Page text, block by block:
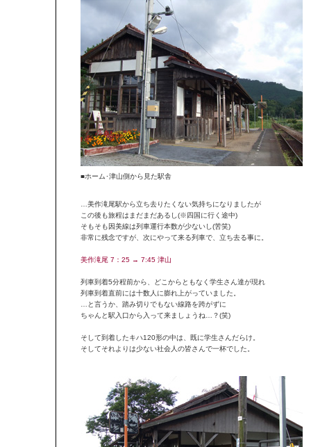
■ホーム･津山側から見た駅舎
…美作滝尾駅から立ち去りたくない気持ちになりましたが
この後も旅程はまだまだあるし(※四国に行く途中)
そもそも因美線は列車運行本数が少ないし(苦笑)
非常に残念ですが、次にやって来る列車で、立ち去る事に。
美作滝尾 7：25 → 7:45 津山
列車到着5分程前から、どこからともなく学生さん達が現れ
列車到着直前には十数人に膨れ上がっていました。
…と言うか、踏み切りでもない線路を跨がずに
ちゃんと駅入口から入って来ましょうね…？(笑)
そして到着したキハ120形の中は、既に学生さんだらけ。
そしてそれよりは少ない社会人の皆さんで一杯でした。